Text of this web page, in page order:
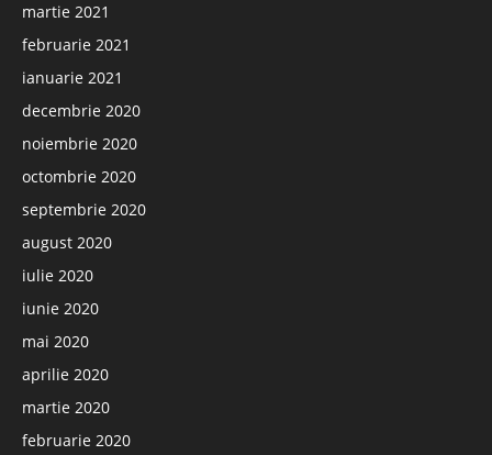
martie 2021
februarie 2021
ianuarie 2021
decembrie 2020
noiembrie 2020
octombrie 2020
septembrie 2020
august 2020
iulie 2020
iunie 2020
mai 2020
aprilie 2020
martie 2020
februarie 2020